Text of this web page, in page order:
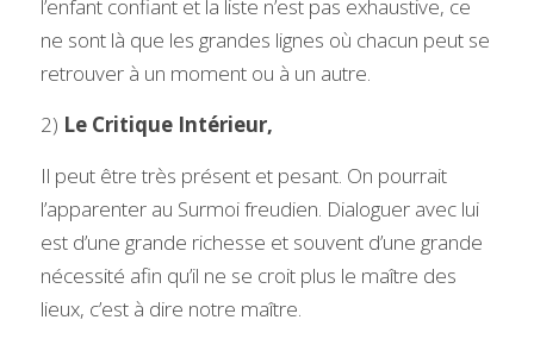
l’enfant confiant et la liste n’est pas exhaustive, ce
ne sont là que les grandes lignes où chacun peut se
retrouver à un moment ou à un autre.
2) Le Critique Intérieur,
Il peut être très présent et pesant. On pourrait
l’apparenter au Surmoi freudien. Dialoguer avec lui
est d’une grande richesse et souvent d’une grande
nécessité afin qu’il ne se croit plus le maître des
lieux, c’est à dire notre maître.